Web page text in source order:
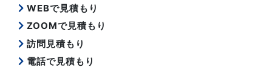
WEBで見積もり
ZOOMで見積もり
訪問見積もり
電話で見積もり